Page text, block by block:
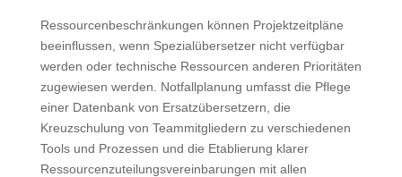
Ressourcenbeschränkungen können Projektzeitpläne
beeinflussen, wenn Spezialübersetzer nicht verfügbar
werden oder technische Ressourcen anderen Prioritäten
zugewiesen werden. Notfallplanung umfasst die Pflege
einer Datenbank von Ersatzübersetzern, die
Kreuzschulung von Teammitgliedern zu verschiedenen
Tools und Prozessen und die Etablierung klarer
Ressourcenzuteilungsvereinbarungen mit allen